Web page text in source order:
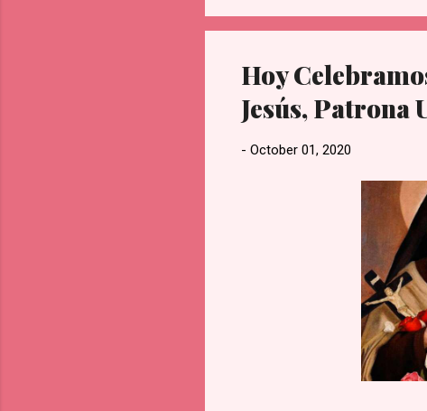
empresa: Esta política no es
Hoy
Jesús, Patrona
- October 01, 2020